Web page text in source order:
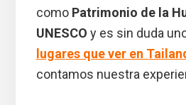
como Patrimonio de la
UNESCO y es sin duda
lugares que ver en
contamos nuestra